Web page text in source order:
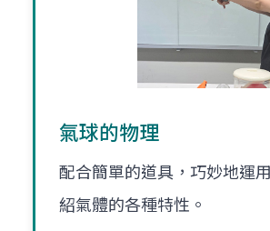
氣球的物理
配合簡單的道具，巧妙地運
紹氣體的各種特性。